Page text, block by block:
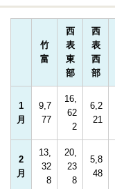
竹
富
西
表
東
部
西
表
西
部
1
月
9,7
77
16,
62
2
6,2
21
2
月
13,
32
8
20,
23
8
5,8
48